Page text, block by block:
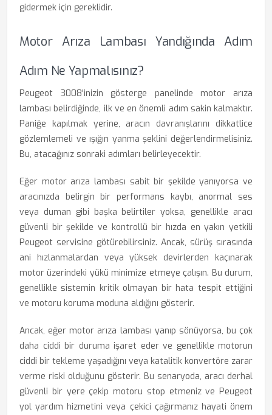
gidermek için gereklidir.
Motor Arıza Lambası Yandığında Adım
Adım Ne Yapmalısınız?
Peugeot 3008'inizin gösterge panelinde motor arıza
lambası belirdiğinde, ilk ve en önemli adım sakin kalmaktır.
Paniğe kapılmak yerine, aracın davranışlarını dikkatlice
gözlemlemeli ve ışığın yanma şeklini değerlendirmelisiniz.
Bu, atacağınız sonraki adımları belirleyecektir.
Eğer motor arıza lambası sabit bir şekilde yanıyorsa ve
aracınızda belirgin bir performans kaybı, anormal ses
veya duman gibi başka belirtiler yoksa, genellikle aracı
güvenli bir şekilde ve kontrollü bir hızda en yakın yetkili
Peugeot servisine götürebilirsiniz. Ancak, sürüş sırasında
ani hızlanmalardan veya yüksek devirlerden kaçınarak
motor üzerindeki yükü minimize etmeye çalışın. Bu durum,
genellikle sistemin kritik olmayan bir hata tespit ettiğini
ve motoru koruma moduna aldığını gösterir.
Ancak, eğer motor arıza lambası yanıp sönüyorsa, bu çok
daha ciddi bir duruma işaret eder ve genellikle motorun
ciddi bir tekleme yaşadığını veya katalitik konvertöre zarar
verme riski olduğunu gösterir. Bu senaryoda, aracı derhal
güvenli bir yere çekip motoru stop etmeniz ve Peugeot
yol yardım hizmetini veya çekici çağırmanız hayati önem